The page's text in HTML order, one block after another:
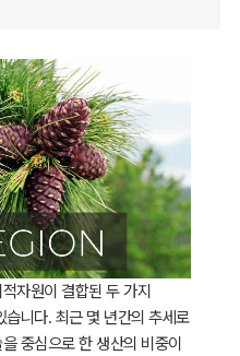
자원이 결합된 두 가지
니다. 최근 몇 년간의 추세로
중심으로 한 생산의 비중이